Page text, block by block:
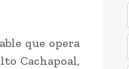
que opera
Cachapoal,